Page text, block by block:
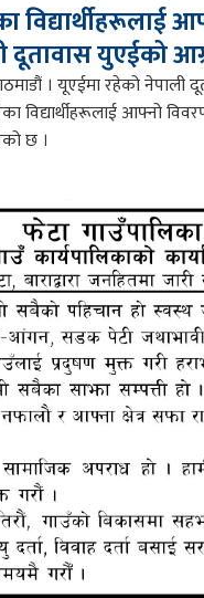
विद्यार्थीहरूलाई
दूतावास युएईको
। यूएईमा रहेको नेपाली
विद्यार्थीहरूलाई आफ्नो
छ ।